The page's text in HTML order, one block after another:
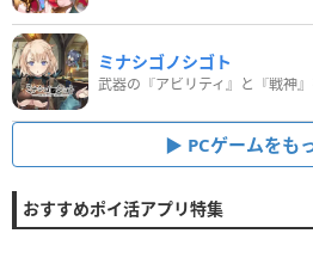
ミナシゴノシゴト
PCゲームをも
おすすめポイ活アプリ特集